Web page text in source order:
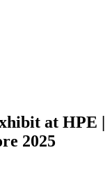
at HPE |
2025